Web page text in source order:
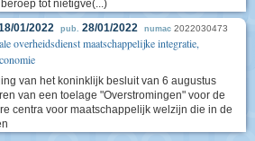
tot nietigve(...)
01/2022 pub. 28/01/2022 numac 2022030473
overheidsdienst maatschappelijke integratie,
van het koninklijk besluit van 6 augustus
van een toelage "Overstromingen" voor de
centra voor maatschappelijk welzijn die in de